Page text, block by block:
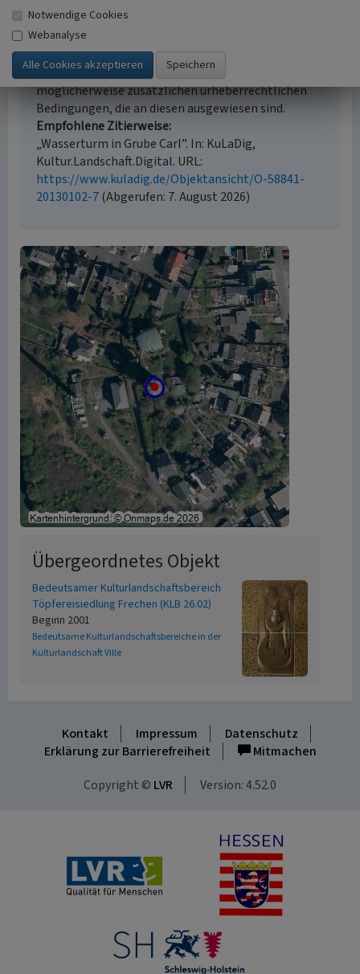
Empfohlene Zitierweise
Urheberrechtlicher Hinweis
Der hier präsentierte Inhalt ist urheberrechtlich
geschützt. Die angezeigten Medien unterliegen
möglicherweise zusätzlichen urheberrechtlichen
Bedingungen, die an diesen ausgewiesen sind.
Empfohlene Zitierweise
„Wasserturm in Grube Carl”. In: KuLaDig,
Kultur.Landschaft.Digital. URL:
https://www.kuladig.de/Objektansicht/O-58841-
20130102-7(Abgerufen: 7. August 2026)
Übergeordnetes Objekt
Bedeutsamer Kulturlandschaftsbereich
Töpfereisiedlung Frechen (KLB 26.02)
Beginn 2001
Bedeutsame Kulturlandschaftsbereiche in der
Kulturlandschaft Ville
Kontakt Impressum
Datenschutz
Erklärung zur Barrierefreiheit
Mitmachen
Copyright © LVR Version: 4.52.0
Notwendige Cookies
Webanalyse